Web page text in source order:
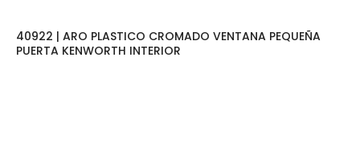
40922 | ARO PLASTICO CROMADO VENTANA PEQUEÑA
PUERTA KENWORTH INTERIOR